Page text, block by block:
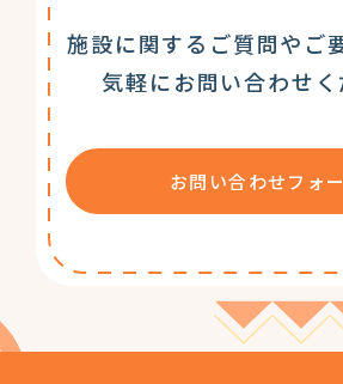
施設に関するご質問やご
気軽にお問い合わせく
お問い合わせフォ